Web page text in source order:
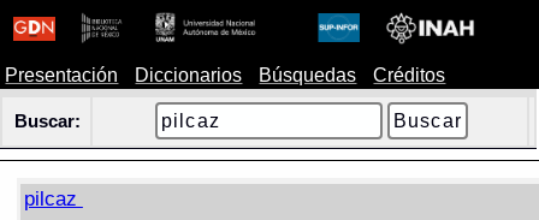
Presentación Diccionarios Búsquedas Créditos
Buscar:
pilcaz